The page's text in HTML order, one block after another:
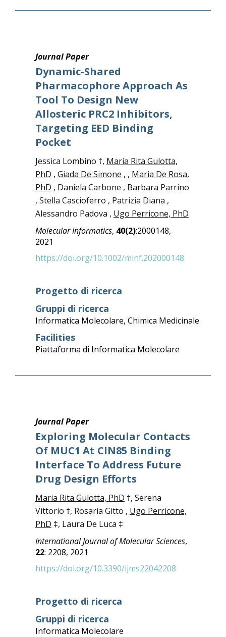
Journal Paper
Dynamic‐Shared
Pharmacophore Approach As
Tool To Design New
Allosteric PRC2 Inhibitors,
Targeting EED Binding
Pocket
Jessica Lombino †, Maria Rita Gulotta,
PhD , Giada De Simone , , Maria De Rosa,
PhD , Daniela Carbone , Barbara Parrino
, Stella Cascioferro , Patrizia Diana ,
Alessandro Padova , Ugo Perricone, PhD
Molecular Informatics, 40(2):2000148,
2021
https://doi.org/10.1002/minf.202000148
Progetto di ricerca
Gruppi di ricerca
Informatica Molecolare, Chimica Medicinale
Facilities
Piattaforma di Informatica Molecolare
Journal Paper
Exploring Molecular Contacts
Of MUC1 At CIN85 Binding
Interface To Address Future
Drug Design Efforts
Maria Rita Gulotta, PhD †, Serena
Vittorio †, Rosaria Gitto , Ugo Perricone,
PhD ‡, Laura De Luca ‡
International Journal of Molecular Sciences,
22: 2208, 2021
https://doi.org/10.3390/ijms22042208
Progetto di ricerca
Gruppi di ricerca
Informatica Molecolare